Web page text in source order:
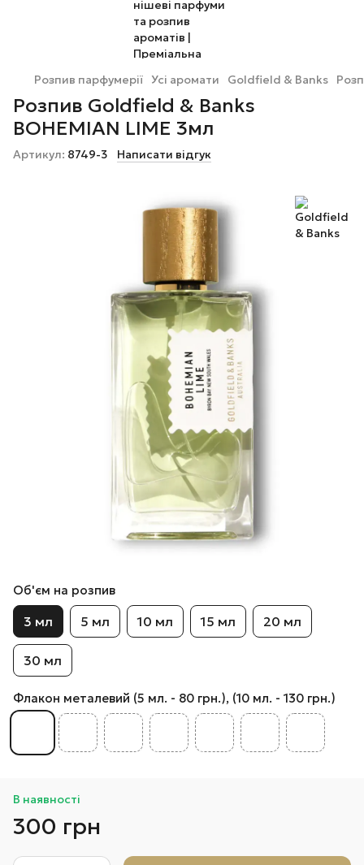
Розпив парфумерії Усі аромати Goldfield & Banks
Розпив Goldfield & Banks
BOHEMIAN LIME 3мл
Артикул: 8749-3 Написати відгук
Об'єм на розпив
3 мл 5 мл 10 мл 15 мл 20 мл
30 мл
Флакон металевий (5 мл. - 80 грн.), (10 мл. - 130 грн.)
В наявності
300 грн